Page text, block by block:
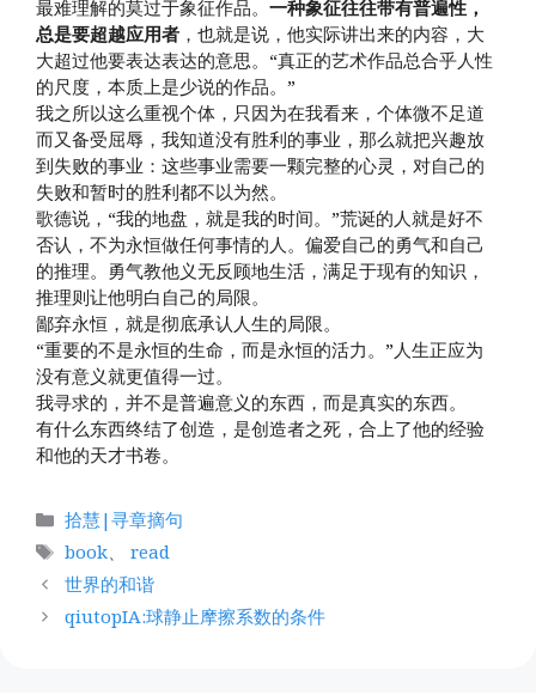
最难理解的莫过于象征作品。 一种象征往往带有普遍性，
总是要超越应用者 ，也就是说，他实际讲出来的内容，大
大超过他要表达表达的意思。“真正的艺术作品总合乎人性
的尺度，本质上是少说的作品。”
我之所以这么重视个体，只因为在我看来，个体微不足道
而又备受屈辱，我知道没有胜利的事业，那么就把兴趣放
到失败的事业：这些事业需要一颗完整的心灵，对自己的
失败和暂时的胜利都不以为然。
歌德说，“我的地盘，就是我的时间。”荒诞的人就是好不
否认，不为永恒做任何事情的人。偏爱自己的勇气和自己
的推理。勇气教他义无反顾地生活，满足于现有的知识，
推理则让他明白自己的局限。
鄙弃永恒，就是彻底承认人生的局限。
“重要的不是永恒的生命，而是永恒的活力。”人生正应为
没有意义就更值得一过。
我寻求的，并不是普遍意义的东西，而是真实的东西。
有什么东西终结了创造，是创造者之死，合上了他的经验
和他的天才书卷。
分
类
拾慧|寻章摘句
标
签
book
read
世界的和谐
qiutopIA:球静止摩擦系数的条件